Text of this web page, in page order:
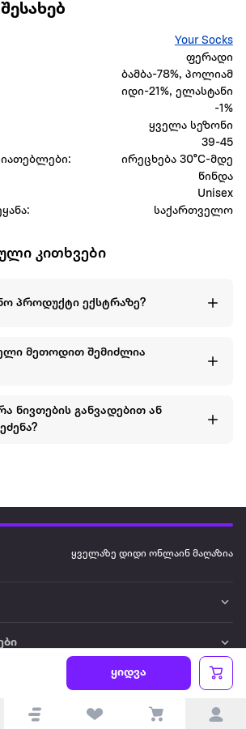
ყიდვა
Your Socks
ფერადი
ბამბა-78%, პოლიამ
იდი-21%, ელასტანი
-1%
ყველა სეზონი
39-45
ირეცხება 30°C-მდე
წინდა
Unisex
საქართველო
კითხვები
პროდუქტი ექსტრაზე?
მეთოდით შემიძლია
ნივთების განვადებით ან
ყველაზე დიდი ონლაინ მაღაზია